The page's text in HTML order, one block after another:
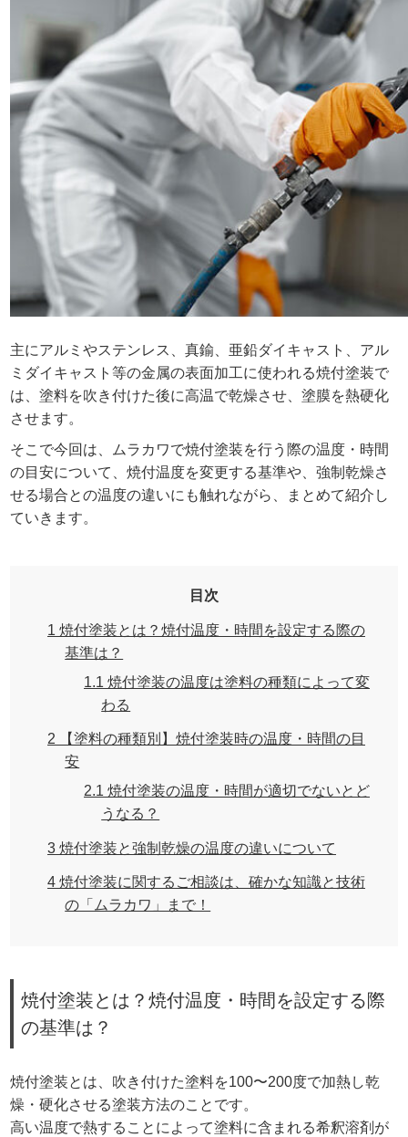
主にアルミやステンレス、真鍮、亜鉛ダイキャスト、アル
ミダイキャスト等の金属の表面加工に使われる焼付塗装で
は、塗料を吹き付けた後に高温で乾燥させ、塗膜を熱硬化
させます。
そこで今回は、ムラカワで焼付塗装を行う際の温度・時間
の目安について、焼付温度を変更する基準や、強制乾燥さ
せる場合との温度の違いにも触れながら、まとめて紹介し
ていきます。
目次
1 焼付塗装とは？焼付温度・時間を設定する際の
基準は？
1.1 焼付塗装の温度は塗料の種類によって変
わる
2 【塗料の種類別】焼付塗装時の温度・時間の目
安
2.1 焼付塗装の温度・時間が適切でないとど
うなる？
3 焼付塗装と強制乾燥の温度の違いについて
4 焼付塗装に関するご相談は、確かな知識と技術
の「ムラカワ」まで！
焼付塗装とは？焼付温度・時間を設定する際
の基準は？
焼付塗装とは、吹き付けた塗料を100〜200度で加熱し乾
燥・硬化させる塗装方法のことです。
高い温度で熱することによって塗料に含まれる希釈溶剤が